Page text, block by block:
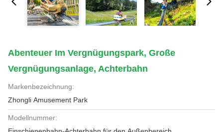
Abenteuer Im Vergnügungspark, Große
Vergnügungsanlage, Achterbahn
Markenbezeichnung:
Zhongli Amusement Park
Modellnummer: